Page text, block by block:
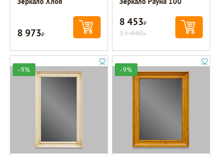
8 973Р
8 453Р
13 440Р
-9% -9%